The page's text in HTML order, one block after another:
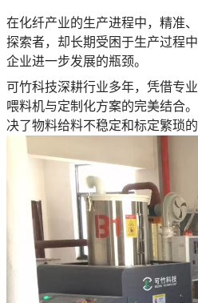
在化纤产业的生产进程中，精准
探索者，却长期受困于生产过程
企业进一步发展的瓶颈。
可竹科技深耕行业多年，凭借专
喂料机与定制化方案的完美结合
决了物料给料不稳定和标定繁琐的